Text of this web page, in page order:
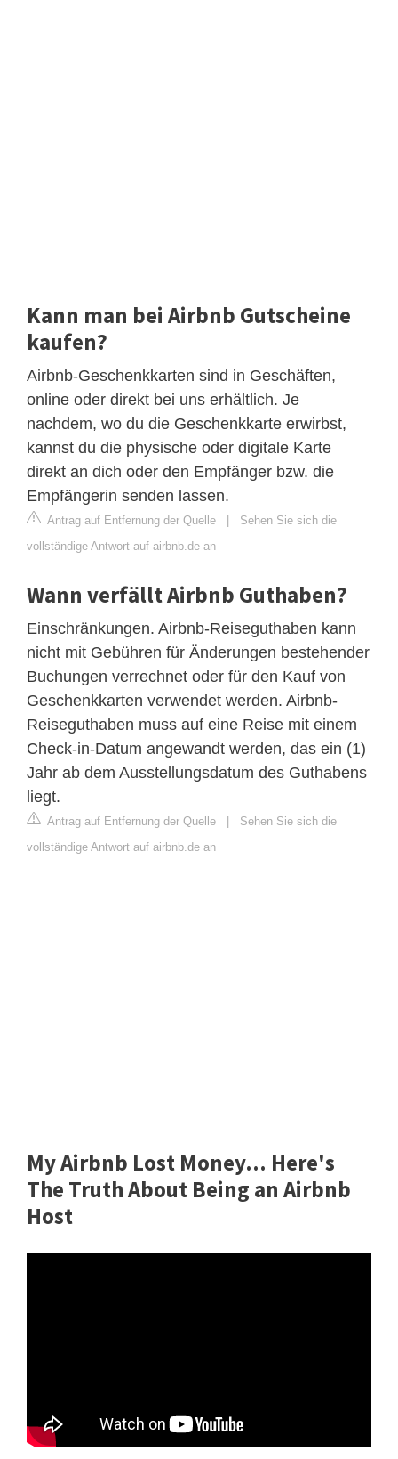
Kann man bei Airbnb Gutscheine
kaufen?
Airbnb-Geschenkkarten sind in Geschäften,
online oder direkt bei uns erhältlich. Je
nachdem, wo du die Geschenkkarte erwirbst,
kannst du die physische oder digitale Karte
direkt an dich oder den Empfänger bzw. die
Empfängerin senden lassen.
Antrag auf Entfernung der Quelle
Sehen Sie sich die
vollständige Antwort auf airbnb.de an
Wann verfällt Airbnb Guthaben?
Einschränkungen. Airbnb-Reiseguthaben kann
nicht mit Gebühren für Änderungen bestehender
Buchungen verrechnet oder für den Kauf von
Geschenkkarten verwendet werden. Airbnb-
Reiseguthaben muss auf eine Reise mit einem
Check-in-Datum angewandt werden, das ein (1)
Jahr ab dem Ausstellungsdatum des Guthabens
liegt.
Antrag auf Entfernung der Quelle
Sehen Sie sich die
vollständige Antwort auf airbnb.de an
My Airbnb Lost Money... Here's
The Truth About Being an Airbnb
Host